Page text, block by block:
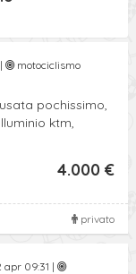
motociclismo
pochissimo,
ktm,
4.000 €
privato
apr 09:31 |